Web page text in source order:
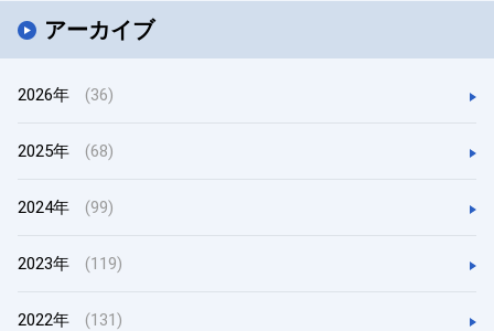
アーカイブ
2026年 (36)
2025年 (68)
2024年 (99)
2023年 (119)
2022年 (131)